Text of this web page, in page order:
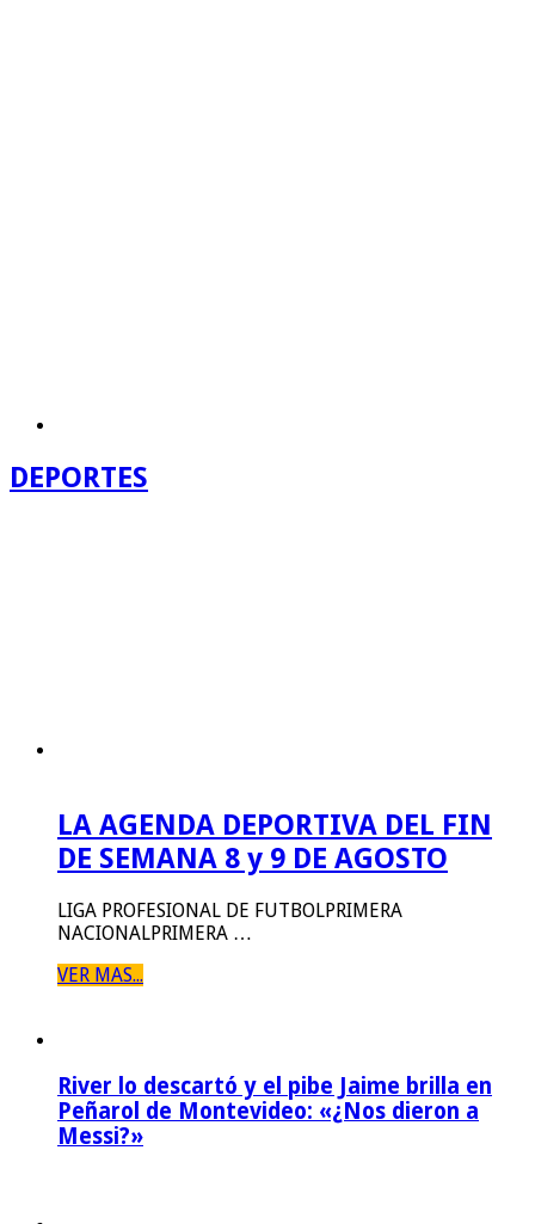
DEPORTES
LA AGENDA DEPORTIVA DEL FIN
DE SEMANA 8 y 9 DE AGOSTO
LIGA PROFESIONAL DE FUTBOLPRIMERA
NACIONALPRIMERA …
VER MAS...
River lo descartó y el pibe Jaime brilla en
Peñarol de Montevideo: «¿Nos dieron a
Messi?»